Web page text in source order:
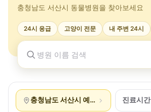
충청남도 서산시 동물병원을 찾아보세요
24시 응급 고양이 전문 내 주변 24시
충청남도 서산시 예천동 진료시간